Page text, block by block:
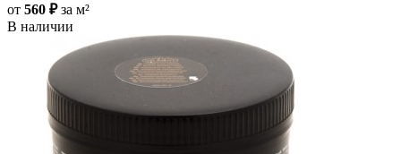
от 560 ₽за м²
В наличии